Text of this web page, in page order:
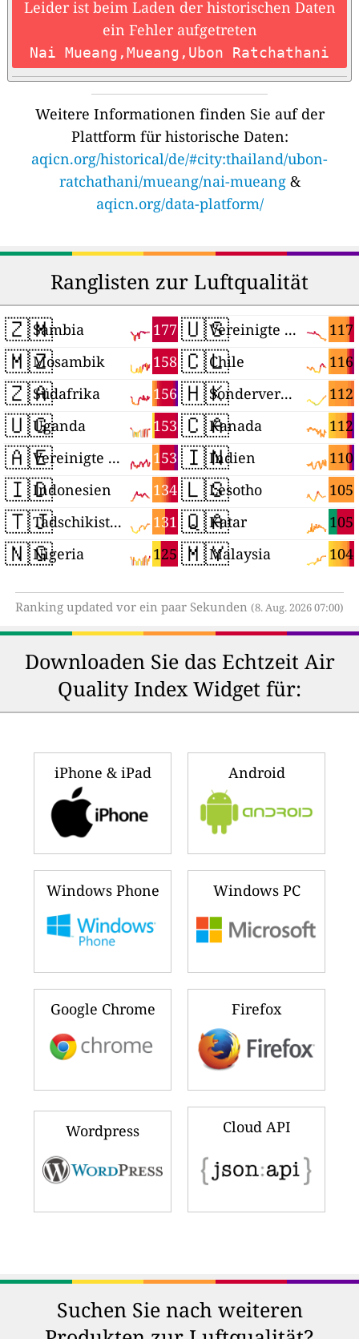
Leider ist beim Laden der historischen Daten
ein Fehler aufgetreten
Nai Mueang,Mueang,Ubon Ratchathani
Weitere Informationen finden Sie auf der
Plattform für historische Daten:
aqicn.org/historical/de/#city:thailand/ubon-
ratchathani/mueang/nai-mueang&
aqicn.org/data-platform/
Ranglisten zur Luftqualität
🇿🇲 177
Sambia
🇲🇿 158
Mosambik
🇿🇦 156
Südafrika
🇺🇬 153
Uganda
🇦🇪 153
Vereinigte Arabische Emirate
🇮🇩 134
Indonesien
🇹🇯 131
Tadschikistan
🇳🇬 125
Nigeria
🇺🇸 117
Vereinigte Staaten
🇨🇱 116
Chile
🇭🇰 112
Sonderverwaltungsregion Hongkong
🇨🇦 112
Kanada
🇮🇳 110
Indien
🇱🇸 105
Lesotho
🇶🇦 105
Katar
🇲🇾 104
Malaysia
Ranking updated vor ein paar Sekunden (8. Aug. 2026 07:00)
Downloaden Sie das Echtzeit Air
Quality Index Widget für:
iPhone & iPad Android
Windows Phone Windows PC
Google Chrome Firefox
Wordpress Cloud API
Suchen Sie nach weiteren